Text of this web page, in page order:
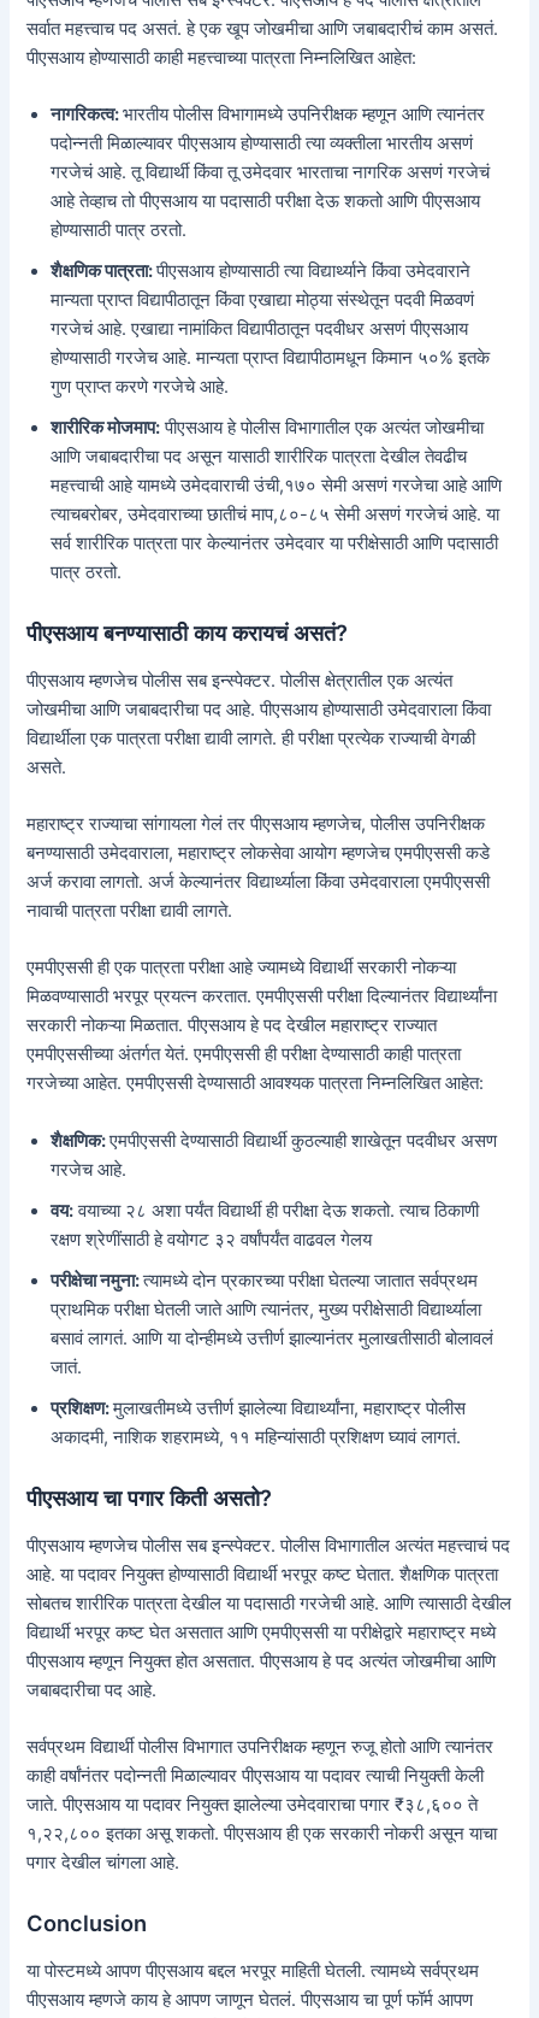
सर्वात महत्त्वाच पद असतं. हे एक खूप जोखमीचा आणि जबाबदारीचं काम असतं.
पीएसआय होण्यासाठी काही महत्त्वाच्या पात्रता निम्नलिखित आहेत:
नागरिकत्व:भारतीय पोलीस विभागामध्ये उपनिरीक्षक म्हणून आणि त्यानंतर
पदोन्नती मिळाल्यावर पीएसआय होण्यासाठी त्या व्यक्तीला भारतीय असणं
गरजेचं आहे. तू विद्यार्थी किंवा तू उमेदवार भारताचा नागरिक असणं गरजेचं
आहे तेव्हाच तो पीएसआय या पदासाठी परीक्षा देऊ शकतो आणि पीएसआय
होण्यासाठी पात्र ठरतो.
शैक्षणिक पात्रता:पीएसआय होण्यासाठी त्या विद्यार्थ्याने किंवा उमेदवाराने
मान्यता प्राप्त विद्यापीठातून किंवा एखाद्या मोठ्या संस्थेतून पदवी मिळवणं
गरजेचं आहे. एखाद्या नामांकित विद्यापीठातून पदवीधर असणं पीएसआय
होण्यासाठी गरजेच आहे. मान्यता प्राप्त विद्यापीठामधून किमान ५०% इतके
गुण प्राप्त करणे गरजेचे आहे.
शारीरिक मोजमाप:पीएसआय हे पोलीस विभागातील एक अत्यंत जोखमीचा
आणि जबाबदारीचा पद असून यासाठी शारीरिक पात्रता देखील तेवढीच
महत्त्वाची आहे यामध्ये उमेदवाराची उंची,१७० सेमी असणं गरजेचा आहे आणि
त्याचबरोबर, उमेदवाराच्या छातीचं माप,८०-८५ सेमी असणं गरजेचं आहे. या
सर्व शारीरिक पात्रता पार केल्यानंतर उमेदवार या परीक्षेसाठी आणि पदासाठी
पात्र ठरतो.
पीएसआय बनण्यासाठी काय करायचं असतं?
पीएसआय म्हणजेच पोलीस सब इन्स्पेक्टर. पोलीस क्षेत्रातील एक अत्यंत
जोखमीचा आणि जबाबदारीचा पद आहे. पीएसआय होण्यासाठी उमेदवाराला किंवा
विद्यार्थीला एक पात्रता परीक्षा द्यावी लागते. ही परीक्षा प्रत्येक राज्याची वेगळी
असते.
महाराष्ट्र राज्याचा सांगायला गेलं तर पीएसआय म्हणजेच, पोलीस उपनिरीक्षक
बनण्यासाठी उमेदवाराला, महाराष्ट्र लोकसेवा आयोग म्हणजेच एमपीएससी कडे
अर्ज करावा लागतो. अर्ज केल्यानंतर विद्यार्थ्याला किंवा उमेदवाराला एमपीएससी
नावाची पात्रता परीक्षा द्यावी लागते.
एमपीएससी ही एक पात्रता परीक्षा आहे ज्यामध्ये विद्यार्थी सरकारी नोकऱ्या
मिळवण्यासाठी भरपूर प्रयत्न करतात. एमपीएससी परीक्षा दिल्यानंतर विद्यार्थ्यांना
सरकारी नोकऱ्या मिळतात. पीएसआय हे पद देखील महाराष्ट्र राज्यात
एमपीएससीच्या अंतर्गत येतं. एमपीएससी ही परीक्षा देण्यासाठी काही पात्रता
गरजेच्या आहेत. एमपीएससी देण्यासाठी आवश्यक पात्रता निम्नलिखित आहेत:
शैक्षणिक:एमपीएससी देण्यासाठी विद्यार्थी कुठल्याही शाखेतून पदवीधर असण
गरजेच आहे.
वय:वयाच्या २८ अशा पर्यंत विद्यार्थी ही परीक्षा देऊ शकतो. त्याच ठिकाणी
रक्षण श्रेणींसाठी हे वयोगट ३२ वर्षांपर्यंत वाढवल गेलय
परीक्षेचा नमुना:त्यामध्ये दोन प्रकारच्या परीक्षा घेतल्या जातात सर्वप्रथम
प्राथमिक परीक्षा घेतली जाते आणि त्यानंतर, मुख्य परीक्षेसाठी विद्यार्थ्याला
बसावं लागतं. आणि या दोन्हीमध्ये उत्तीर्ण झाल्यानंतर मुलाखतीसाठी बोलावलं
जातं.
प्रशिक्षण:मुलाखतीमध्ये उत्तीर्ण झालेल्या विद्यार्थ्यांना, महाराष्ट्र पोलीस
अकादमी, नाशिक शहरामध्ये, ११ महिन्यांसाठी प्रशिक्षण घ्यावं लागतं.
पीएसआय चा पगार किती असतो?
पीएसआय म्हणजेच पोलीस सब इन्स्पेक्टर. पोलीस विभागातील अत्यंत महत्त्वाचं पद
आहे. या पदावर नियुक्त होण्यासाठी विद्यार्थी भरपूर कष्ट घेतात. शैक्षणिक पात्रता
सोबतच शारीरिक पात्रता देखील या पदासाठी गरजेची आहे. आणि त्यासाठी देखील
विद्यार्थी भरपूर कष्ट घेत असतात आणि एमपीएससी या परीक्षेद्वारे महाराष्ट्र मध्ये
पीएसआय म्हणून नियुक्त होत असतात. पीएसआय हे पद अत्यंत जोखमीचा आणि
जबाबदारीचा पद आहे.
सर्वप्रथम विद्यार्थी पोलीस विभागात उपनिरीक्षक म्हणून रुजू होतो आणि त्यानंतर
काही वर्षांनंतर पदोन्नती मिळाल्यावर पीएसआय या पदावर त्याची नियुक्ती केली
जाते. पीएसआय या पदावर नियुक्त झालेल्या उमेदवाराचा पगार ₹३८,६०० ते
१,२२,८०० इतका असू शकतो. पीएसआय ही एक सरकारी नोकरी असून याचा
पगार देखील चांगला आहे.
Conclusion
या पोस्टमध्ये आपण पीएसआय बद्दल भरपूर माहिती घेतली. त्यामध्ये सर्वप्रथम
पीएसआय म्हणजे काय हे आपण जाणून घेतलं. पीएसआय चा पूर्ण फॉर्म आपण